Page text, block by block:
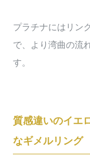
プラチナにはリン
で、より湾曲の流
す。
質感違いのイエ
なギメルリング